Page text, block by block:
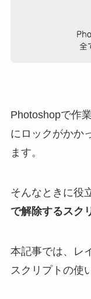
Photoshopで作
にロックがかか
ます。
そんなときに役
で解除するスク
本記事では、レ
スクリプトの使